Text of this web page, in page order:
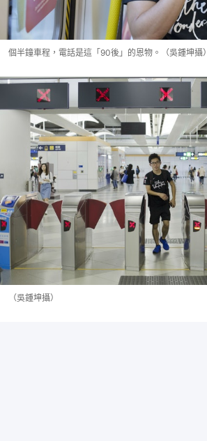
個半鐘車程，電話是這「90後」的恩物。（吳鍾坤攝）
（吳鍾坤攝）